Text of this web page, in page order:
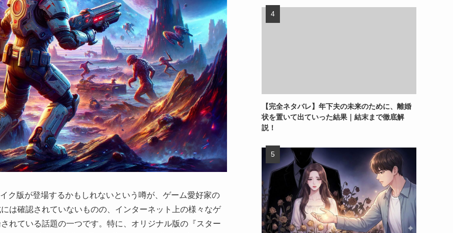
ク版が登場するかもしれないという噂が、ゲーム愛好家の
は確認されていないものの、インターネット上の様々なゲ
れている話題の一つです。特に、オリジナル版の『スター
【完全ネタバレ】年下夫の未来のために、離婚
状を置いて出ていった結果｜結末まで徹底解
説！